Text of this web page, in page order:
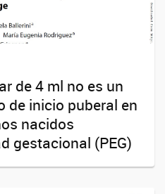
de 4 ml no es un
de inicio puberal en
nacidos
gestacional (PEG)